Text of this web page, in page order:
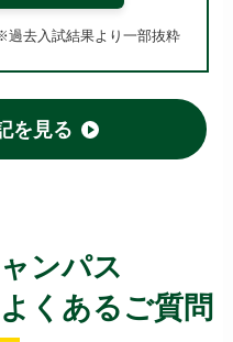
園高等学校
大学付属柏高等学校
等学校
千葉英和高等学校
高等学校
校（茨城県） 他
高校】
過去入試結果より一部抜粋
を見る
ンパス
くあるご質問